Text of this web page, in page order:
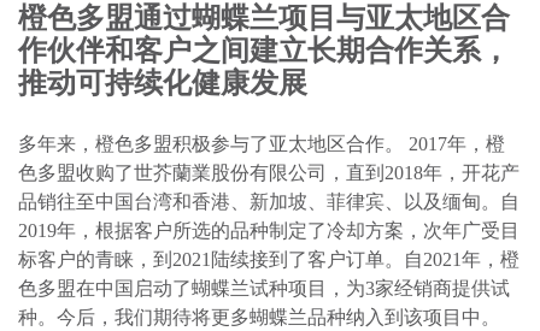
橙色多盟通过蝴蝶兰项目与亚太地区合
作伙伴和客户之间建立长期合作关系，
推动可持续化健康发展
多年来，橙色多盟积极参与了亚太地区合作。 2017年，橙
色多盟收购了世芥蘭業股份有限公司，直到 2018年，开花产
品销往至中国台湾和香港、新加坡、菲律宾、以及缅甸。自
2019年，根据客户所选的品种制定了冷却方案，次年广受目
标客户的青睐，到 2021 陆续接到了客户订单。自2021年，橙
色多盟在中国启动了蝴蝶兰试种项目，为3家经销商提供试
种。今后，我们期待将更多蝴蝶兰品种纳入到该项目中。